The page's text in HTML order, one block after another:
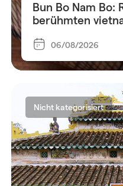
Bun Bo Nam Bo:
berühmten
06/08/2026
Nicht kategorisiert